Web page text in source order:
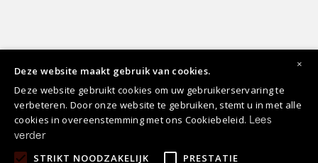
×
Deze website maakt gebruik van cookies.
Deze website gebruikt cookies om uw gebruikerservaring te
verbeteren. Door onze website te gebruiken, stemt u in met alle
cookies in overeenstemming met ons Cookiebeleid. Lees
verder
STRIKT NOODZAKELIJK PRESTATIE